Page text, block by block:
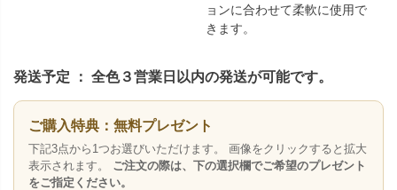
ョンに合わせて柔軟に使用で
きます。
発送予定 ： 全色３営業日以内の発送が可能です。
ご購入特典：無料プレゼント
下記3点から1つお選びいただけます。 画像をクリックすると拡大
表示されます。 ご注文の際は、下の選択欄でご希望のプレゼント
をご指定ください。